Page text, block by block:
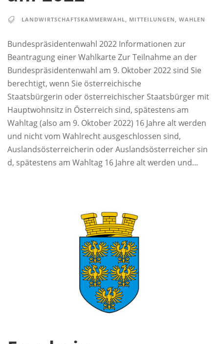
LANDWIRTSCHAFTSKAMMERWAHL MITTEILUNGEN WAHLEN
Bundespräsidentenwahl 2022 Informationen zur
Beantragung einer Wahlkarte Zur Teilnahme an der
Bundespräsidentenwahl am 9. Oktober 2022 sind Sie
berechtigt, wenn Sie österreichische
Staatsbürgerin oder österreichischer Staatsbürger mit
Hauptwohnsitz in Österreich sind, spätestens am
Wahltag (also am 9. Oktober 2022) 16 Jahre alt werden
und nicht vom Wahlrecht ausgeschlossen sind,
Auslandsösterreicherin oder Auslandsösterreicher sin
d, spätestens am Wahltag 16 Jahre alt werden und...